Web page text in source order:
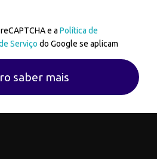
e a Política de
Serviço do Google se aplicam
saber mais